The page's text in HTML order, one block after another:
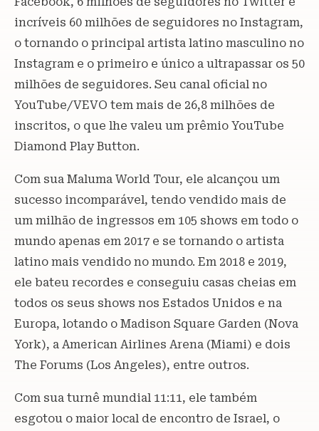
incríveis 60 milhões de seguidores no Instagram,
o tornando o principal artista latino masculino no
Instagram e o primeiro e único a ultrapassar os 50
milhões de seguidores. Seu canal oficial no
YouTube/VEVO tem mais de 26,8 milhões de
inscritos, o que lhe valeu um prêmio YouTube
Diamond Play Button.
Com sua Maluma World Tour, ele alcançou um
sucesso incomparável, tendo vendido mais de
um milhão de ingressos em 105 shows em todo o
mundo apenas em 2017 e se tornando o artista
latino mais vendido no mundo. Em 2018 e 2019,
ele bateu recordes e conseguiu casas cheias em
todos os seus shows nos Estados Unidos e na
Europa, lotando o Madison Square Garden (Nova
York), a American Airlines Arena (Miami) e dois
The Forums (Los Angeles), entre outros.
Com sua turnê mundial 11:11, ele também
esgotou o maior local de encontro de Israel, o